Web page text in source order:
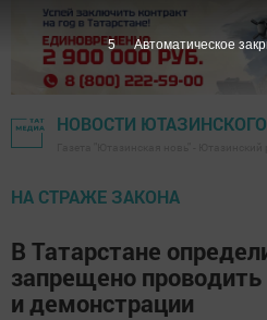
НОВОСТИ
НА СТРАЖЕ ЗАКОНА
В Татарстане
запрещено
и демонстрации
3 Автоматическое